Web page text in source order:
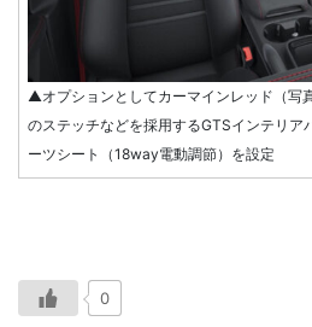
▲オプションとしてカーマインレッド（写
のステッチなどを採用するGTSインテリア
ーツシート（18way電動調節）を設定
0